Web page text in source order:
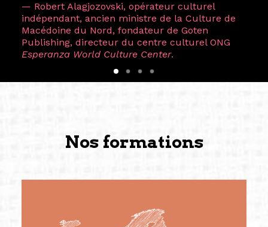
— Robert Alagjozovski, opérateur culturel
indépendant, ancien ministre de la Culture de
Macédoine du Nord, fondateur de Goten
Publishing, directeur du centre culturel ONG
Esperanza World Culture Center.
Nos formations